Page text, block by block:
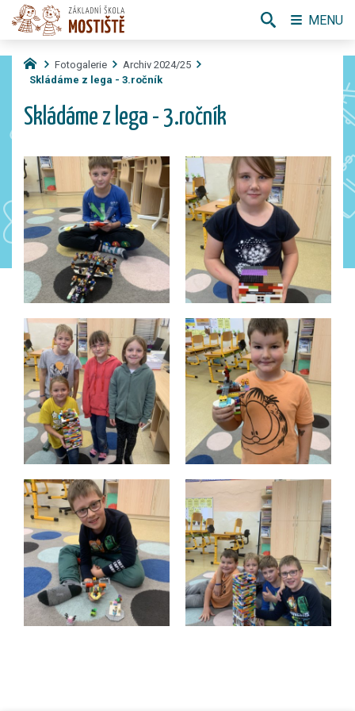
Fotogalerie
Archiv 2024/25
Skládáme z lega - 3.ročník
Skládáme z lega - 3.ročník
MENU